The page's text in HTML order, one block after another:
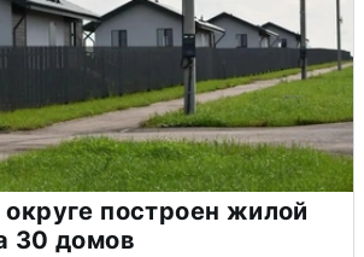
построен жилой
30 домов